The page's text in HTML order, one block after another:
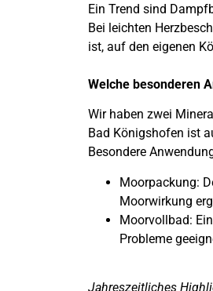
Ein Trend sind
Bei leichten
ist, auf den eigenen
Welche besonderen
Wir haben zwei
Bad Königshofen ist
Besondere
Moorpackung:
Moorwirkung
Moorvollbad:
Probleme
Jahreszeitliches